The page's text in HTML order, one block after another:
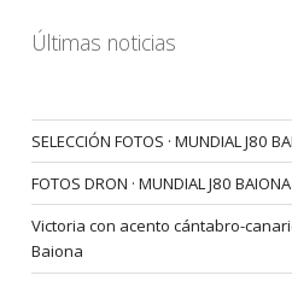
Últimas noticias
SELECCIÓN FOTOS · MUNDIAL J80
FOTOS DRON · MUNDIAL J80
Victoria con acento cántabro-
Baiona